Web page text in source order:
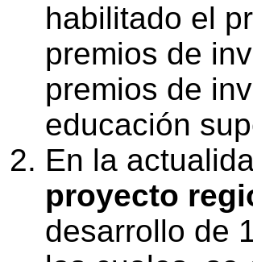
habilitado el
premios de
premios de
educación
En la
proyecto
desarrollo de